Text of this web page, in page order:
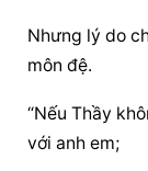
Nhưng lý do
môn đệ.
“Nếu Thầy
với anh em;